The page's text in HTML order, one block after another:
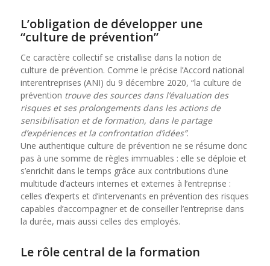
L’obligation de développerune
“culture de prévention”
Ce caractère collectif se cristallise dans la notion de
culture de prévention. Comme le précise l’Accord national
interentreprises (ANI) du 9 décembre 2020, “la culture de
prévention trouve des sources dans l’évaluation des
risques et ses prolongements dans les actions de
sensibilisation et de formation, dans le partage
d’expériences et la confrontation d’idées”.
Une authentique culture de prévention ne se résume donc
pas à une somme de règles immuables : elle se déploie et
s’enrichit dans le temps grâce aux contributions d’une
multitude d’acteurs internes et externes à l’entreprise :
celles d’experts et d’intervenants en prévention des risques
capables d’accompagner et de conseiller l’entreprise dans
la durée, mais aussi celles des employés.
Le rôle central de la formation